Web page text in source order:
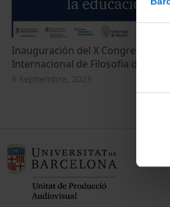
Inauguración del X Congreso
Internacional de Filosofía de la
6 Septiembre, 2023